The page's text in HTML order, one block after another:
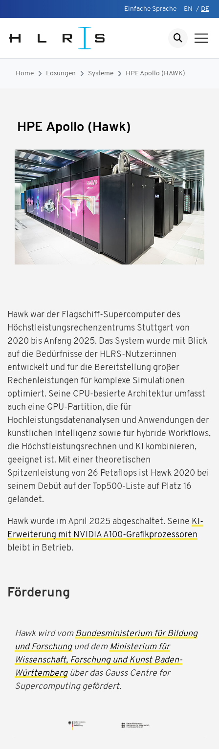
Einfache Sprache EN / DE
Home Lösungen Systeme HPE Apollo (HAWK)
HPE Apollo (Hawk)
Hawk war der Flagschiff-Supercomputer des
Höchstleistungsrechenzentrums Stuttgart von
2020 bis Anfang 2025. Das System wurde mit Blick
auf die Bedürfnisse der HLRS-Nutzer:innen
entwickelt und für die Bereitstellung großer
Rechenleistungen für komplexe Simulationen
optimiert. Seine CPU-basierte Architektur umfasst
auch eine GPU-Partition, die für
Hochleistungsdatenanalysen und Anwendungen der
künstlichen Intelligenz sowie für hybride Workflows,
die Höchstleistungsrechnen und KI kombinieren,
geeignet ist. Mit einer theoretischen
Spitzenleistung von 26 Petaflops ist Hawk 2020 bei
seinem Debüt auf der Top500-Liste auf Platz 16
gelandet.
Hawk wurde im April 2025 abgeschaltet. Seine KI-
Erweiterung mit NVIDIA A100-Grafikprozessoren
bleibt in Betrieb.
Förderung
Hawk wird vom Bundesministerium für Bildung
und Forschungund dem Ministerium für
Wissenschaft, Forschung und Kunst Baden-
Württembergüber das Gauss Centre for
Supercomputing gefördert.